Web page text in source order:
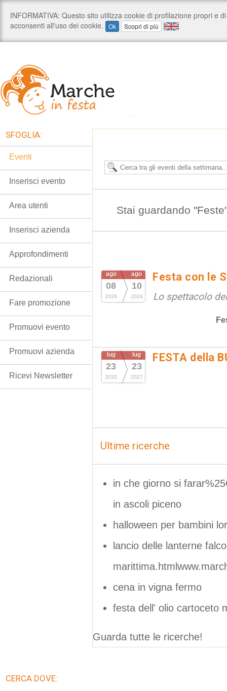
Stai guardando
ago
08
2026
ago
10
2026
Festa con le
Lo spettacolo
lug
23
2026
lug
23
2027
FESTA della
Ultime ricerche
in che giorno si
in ascoli piceno
halloween per bambini
lancio delle lanterne
cena in vigna fermo
festa dell' olio cartoceto
Guarda tutte le ricerche!
SFOGLIA:
Eventi
Inserisci evento
Area utenti
Inserisci azienda
Approfondimenti
Redazionali
Fare promozione
Promuovi evento
Promuovi azienda
Ricevi Newsletter
CERCA DOVE: